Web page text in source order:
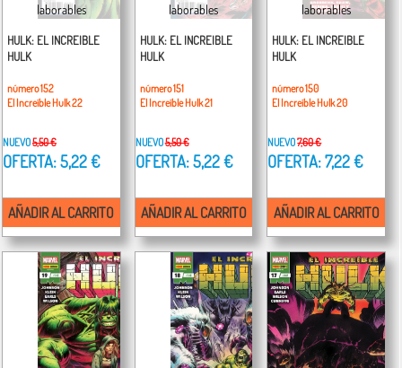
laborables
HULK: EL INCREIBLE
HULK
número 152
El Increíble Hulk 22
NUEVO5,50 €
OFERTA: 5,22 €
AÑADIR AL CARRITO
laborables
HULK: EL INCREIBLE
HULK
número 151
El Increíble Hulk 21
NUEVO5,50 €
OFERTA: 5,22 €
AÑADIR AL CARRITO
laborables
HULK: EL INCREIBLE
HULK
número 150
El Increíble Hulk 20
NUEVO7,60 €
OFERTA: 7,22 €
AÑADIR AL CARRITO